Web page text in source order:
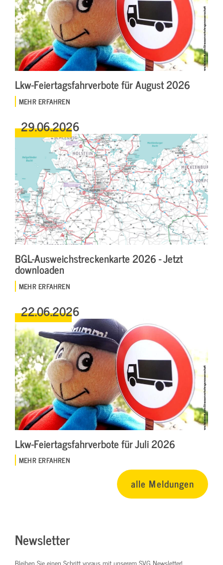
Lkw-Feiertagsfahrverbote für August 2026
MEHR ERFAHREN
29.06.2026
BGL-Ausweichstreckenkarte 2026 - Jetzt
downloaden
MEHR ERFAHREN
22.06.2026
Lkw-Feiertagsfahrverbote für Juli 2026
MEHR ERFAHREN
alle Meldungen
Newsletter
Bleiben Sie einen Schritt voraus mit unserem SVG Newsletter!